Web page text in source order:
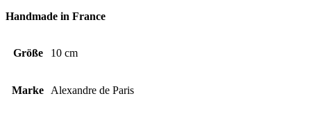
Handmade in France
Größe 10 cm
Marke Alexandre de Paris